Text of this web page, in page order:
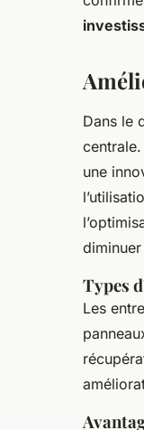
Dans le
une
Types
Les